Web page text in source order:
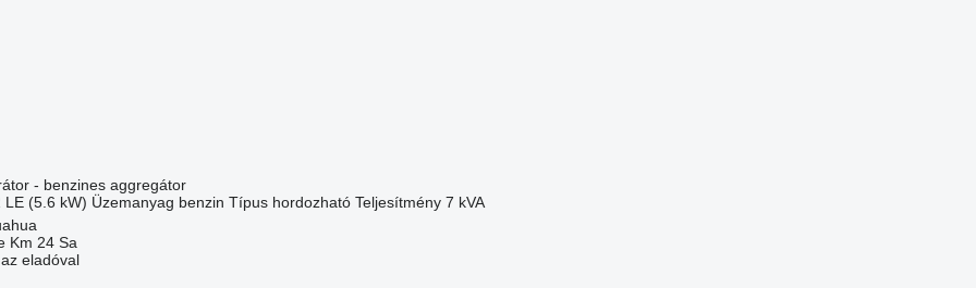
- benzines aggregátor
LE (5.6 kW) Üzemanyag benzin Típus hordozható Teljesítmény 7 kVA
Km 24 Sa
eladóval